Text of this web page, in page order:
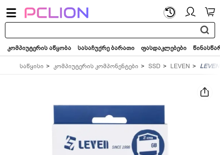
საძიებო
სიტყვა...
კომპიუტერის აწყობა სასაჩუქრე ბარათი ფასდაკლებები
საწყისი კომპიუტერის კომპონენტები SSD LEVEN